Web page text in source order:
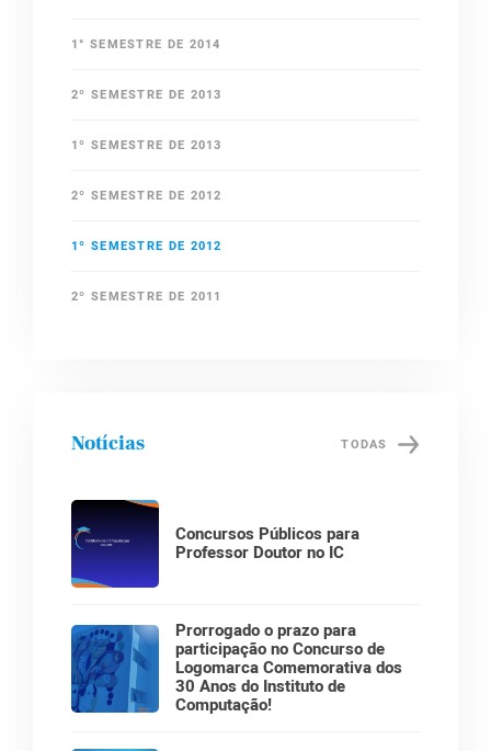
1° SEMESTRE DE 2014
2º SEMESTRE DE 2013
1º SEMESTRE DE 2013
2º SEMESTRE DE 2012
1º SEMESTRE DE 2012
2º SEMESTRE DE 2011
Notícias TODAS
Concursos Públicos para
Professor Doutor no IC
Prorrogado o prazo para
participação no Concurso de
Logomarca Comemorativa dos
30 Anos do Instituto de
Computação!